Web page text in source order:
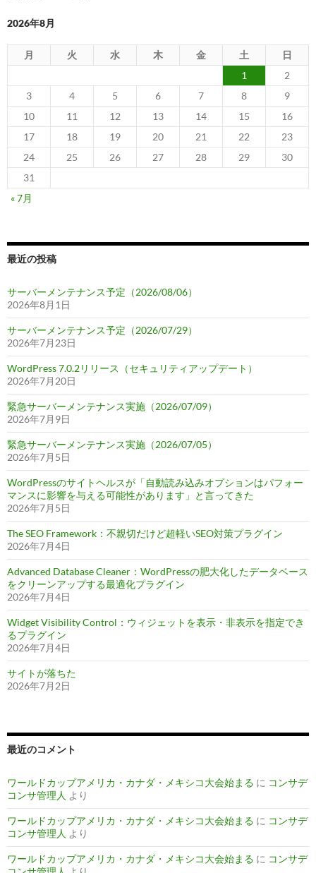
く
れ
イ
ン
2026年8月
月 火 水 木 金 土
日
1
2
3
4 5 6 7 8
9
10
11 12 13 14 15
16
17
18 19 20 21 22
23
24
25 26 27 28 29
30
31
« 7月
最近の投稿
サーバーメンテナンス予定（2026/08/06）
2026年8月1日
サーバーメンテナンス予定（2026/07/29）
2026年7月23日
WordPress 7.0.2リリース（セキュリティアップデート）
2026年7月20日
緊急サーバーメンテナンス実施（2026/07/09）
2026年7月9日
緊急サーバーメンテナンス実施（2026/07/05）
2026年7月5日
WordPressのサイトヘルスが「自動読み込みオプションはパフォー
マンスに影響を与える可能性があります」と言ってきた
2026年7月5日
The SEO Framework：不親切だけど超軽いSEO対策プラグイン
2026年7月4日
Advanced Database Cleaner：WordPressの肥大化したデータベース
をクリーンアップする最適化プラグイン
2026年7月4日
Widget Visibility Control：ウィジェットを表示・非表示を指定でき
るプラグイン
2026年7月4日
サイトが落ちた
2026年7月2日
最近のコメント
ワールドカップアメリカ・カナダ・メキシコ大会始まる に コンサデ
コンサ管理人 より
ワールドカップアメリカ・カナダ・メキシコ大会始まる に コンサデ
コンサ管理人 より
ワールドカップアメリカ・カナダ・メキシコ大会始まる に コンサデ